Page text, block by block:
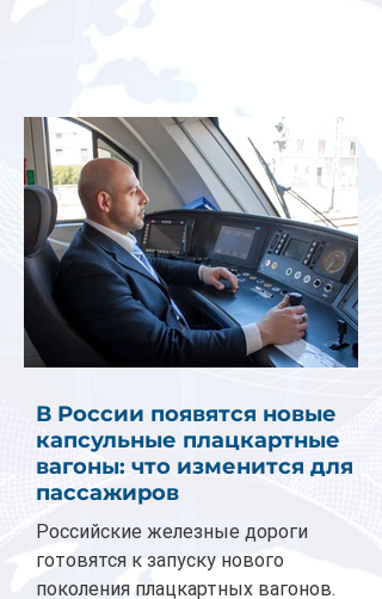
В России появятся новые
капсульные плацкартные
вагоны: что изменится для
пассажиров
Российские железные дороги
готовятся к запуску нового
поколения плацкартных вагонов.